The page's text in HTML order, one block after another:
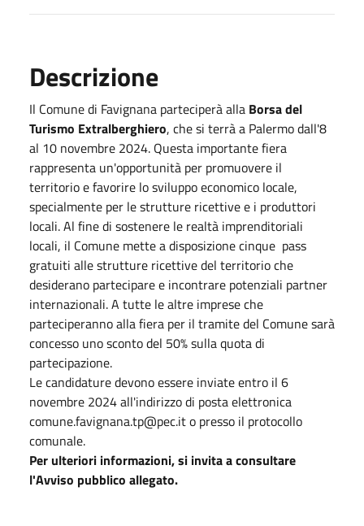
Descrizione
Il Comune di Favignana parteciperà alla Borsa del
Turismo Extralberghiero, che si terrà a Palermo dall'8
al 10 novembre 2024. Questa importante fiera
rappresenta un'opportunità per promuovere il
territorio e favorire lo sviluppo economico locale,
specialmente per le strutture ricettive e i produttori
locali. Al fine di sostenere le realtà imprenditoriali
locali, il Comune mette a disposizione cinque pass
gratuiti alle strutture ricettive del territorio che
desiderano partecipare e incontrare potenziali partner
internazionali. A tutte le altre imprese che
parteciperanno alla fiera per il tramite del Comune sarà
concesso uno sconto del 50% sulla quota di
partecipazione.
Le candidature devono essere inviate entro il 6
novembre 2024 all'indirizzo di posta elettronica
comune.favignana.tp@pec.it o presso il protocollo
comunale.
Per ulteriori informazioni, si invita a consultare
l'Avviso pubblico allegato.